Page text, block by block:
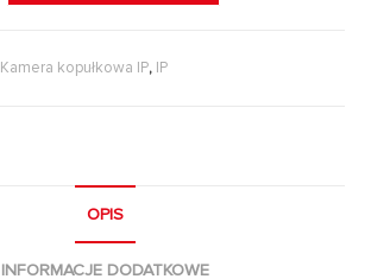
Kamera kopułkowa IP, IP
OPIS
INFORMACJE DODATKOWE